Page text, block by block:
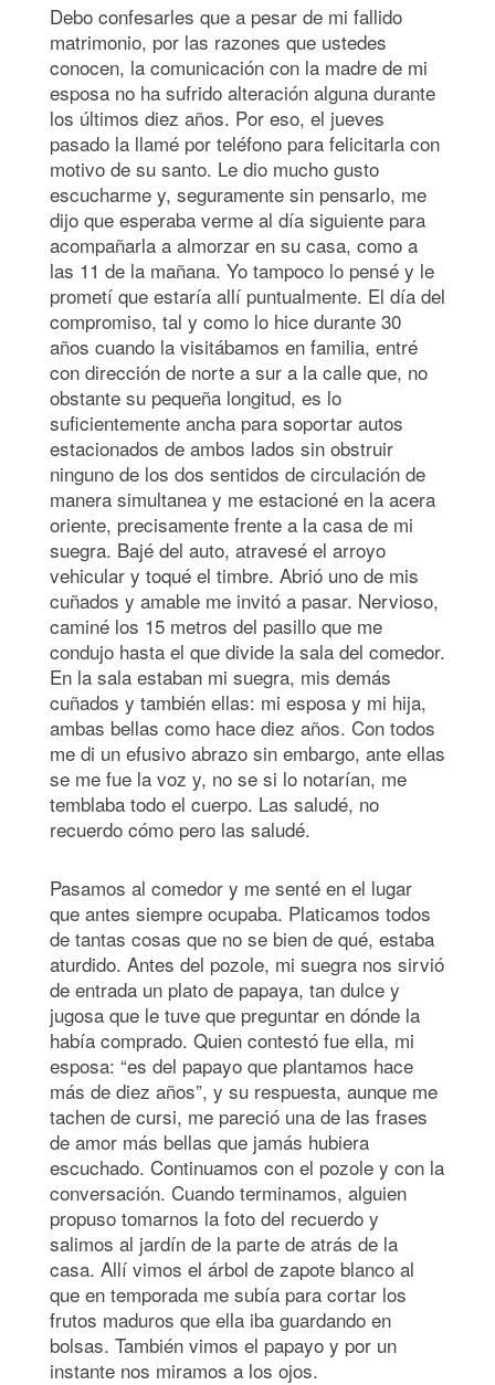
Debo confesarles que a pesar de mi fallido
matrimonio, por las razones que ustedes
conocen, la comunicación con la madre de mi
esposa no ha sufrido alteración alguna durante
los últimos diez años. Por eso, el jueves
pasado la llamé por teléfono para felicitarla con
motivo de su santo. Le dio mucho gusto
escucharme y, seguramente sin pensarlo, me
dijo que esperaba verme al día siguiente para
acompañarla a almorzar en su casa, como a
las 11 de la mañana. Yo tampoco lo pensé y le
prometí que estaría allí puntualmente. El día del
compromiso, tal y como lo hice durante 30
años cuando la visitábamos en familia, entré
con dirección de norte a sur a la calle que, no
obstante su pequeña longitud, es lo
suficientemente ancha para soportar autos
estacionados de ambos lados sin obstruir
ninguno de los dos sentidos de circulación de
manera simultanea y me estacioné en la acera
oriente, precisamente frente a la casa de mi
suegra. Bajé del auto, atravesé el arroyo
vehicular y toqué el timbre. Abrió uno de mis
cuñados y amable me invitó a pasar. Nervioso,
caminé los 15 metros del pasillo que me
condujo hasta el que divide la sala del comedor.
En la sala estaban mi suegra, mis demás
cuñados y también ellas: mi esposa y mi hija,
ambas bellas como hace diez años. Con todos
me di un efusivo abrazo sin embargo, ante ellas
se me fue la voz y, no se si lo notarían, me
temblaba todo el cuerpo. Las saludé, no
recuerdo cómo pero las saludé.
Pasamos al comedor y me senté en el lugar
que antes siempre ocupaba. Platicamos todos
de tantas cosas que no se bien de qué, estaba
aturdido. Antes del pozole, mi suegra nos sirvió
de entrada un plato de papaya, tan dulce y
jugosa que le tuve que preguntar en dónde la
había comprado. Quien contestó fue ella, mi
esposa: “es del papayo que plantamos hace
más de diez años”, y su respuesta, aunque me
tachen de cursi, me pareció una de las frases
de amor más bellas que jamás hubiera
escuchado. Continuamos con el pozole y con la
conversación. Cuando terminamos, alguien
propuso tomarnos la foto del recuerdo y
salimos al jardín de la parte de atrás de la
casa. Allí vimos el árbol de zapote blanco al
que en temporada me subía para cortar los
frutos maduros que ella iba guardando en
bolsas. También vimos el papayo y por un
instante nos miramos a los ojos.